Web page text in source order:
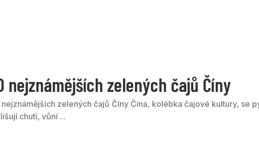
nejznámějších zelených čajů Číny
nejznámějších zelených čajů Číny Čína, kolébka čajové kultury, se
chutí, vůní ...